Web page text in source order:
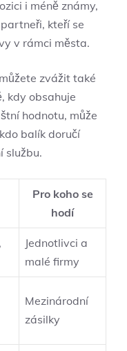
i méně známy,
kteří se
v rámci města.
zvážit také
kdy obsahuje
hodnotu, může
balík doručí
službu.
Pro koho se
hodí
Jednotlivci a
malé firmy
Mezinárodní
zásilky